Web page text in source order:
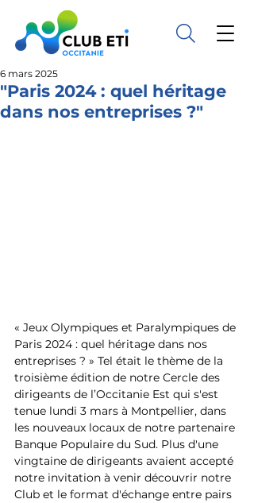
"Paris 2024 : quel héritage
dans nos entreprises ?"
6 mars 2025
« Jeux Olympiques et Paralympiques de
Paris 2024 : quel héritage dans nos
entreprises ? » Tel était le thème de la
troisième édition de notre Cercle des
dirigeants de l’Occitanie Est qui s'est
tenue lundi 3 mars à Montpellier, dans
les nouveaux locaux de notre partenaire
Banque Populaire du Sud. Plus d'une
vingtaine de dirigeants avaient accepté
notre invitation à venir découvrir notre
Club et le format d'échange entre pairs